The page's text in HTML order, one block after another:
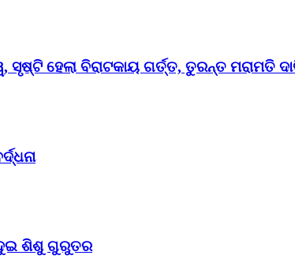
ସୃଷ୍ଟି ହେଲା ବିରାଟକାୟ ଗର୍ତ୍ତ, ତୁରନ୍ତ ମରାମତି
ଦୁଇ ଶିଶୁ ଗୁରୁତର